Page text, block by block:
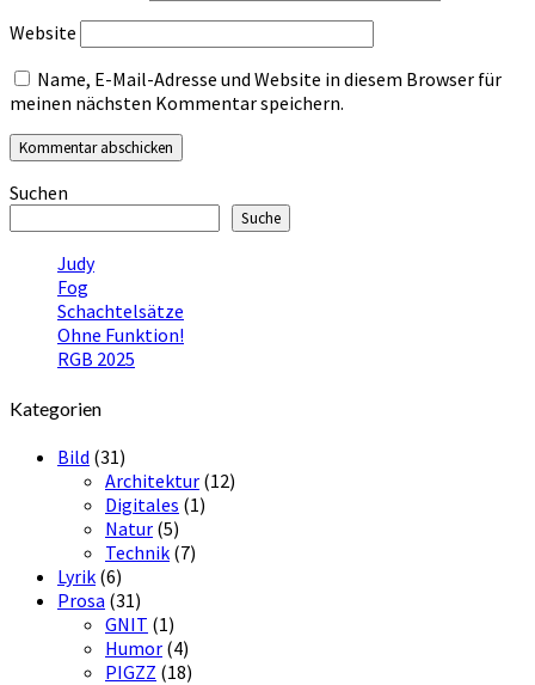
Website
Name, E-Mail-Adresse und Website in diesem Browser für
meinen nächsten Kommentar speichern.
Suchen
Suche
Judy
Fog
Schachtelsätze
Ohne Funktion!
RGB 2025
Kategorien
Bild (31)
Architektur (12)
Digitales (1)
Natur (5)
Technik (7)
Lyrik (6)
Prosa (31)
GNIT (1)
Humor (4)
PIGZZ (18)